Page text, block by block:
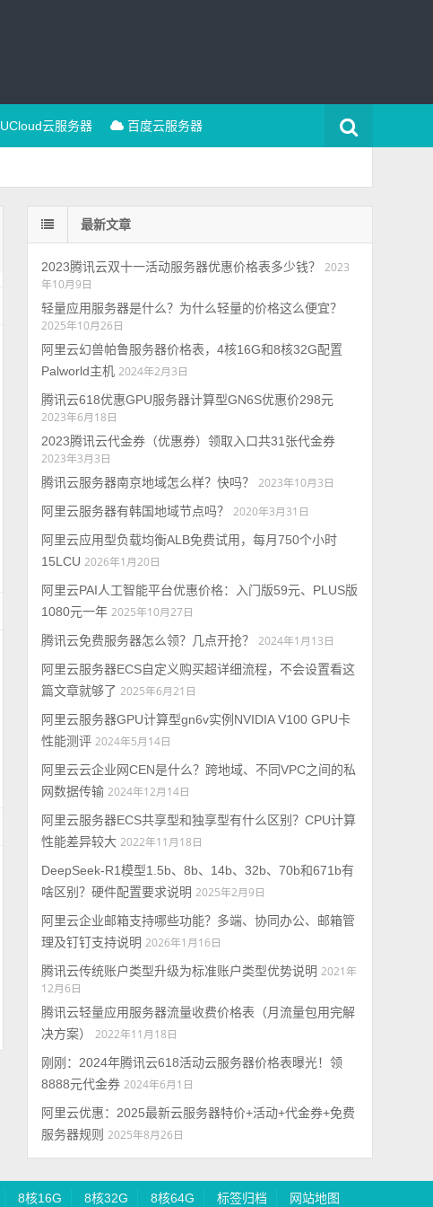
UCloud云服务器 百度云服务器
最新文章
2023腾讯云双十一活动服务器优惠价格表多少钱？
2023
年10月9日
轻量应用服务器是什么？为什么轻量的价格这么便宜？
2025年10月26日
阿里云幻兽帕鲁服务器价格表，4核16G和8核32G配置
Palworld主机 2024年2月3日
腾讯云618优惠GPU服务器计算型GN6S优惠价298元
2023年6月18日
2023腾讯云代金券（优惠券）领取入口共31张代金券
2023年3月3日
腾讯云服务器南京地域怎么样？快吗？
2023年10月3日
阿里云服务器有韩国地域节点吗？
2020年3月31日
阿里云应用型负载均衡ALB免费试用，每月750个小时
15LCU 2026年1月20日
阿里云PAI人工智能平台优惠价格：入门版59元、PLUS版
1080元一年 2025年10月27日
腾讯云免费服务器怎么领？几点开抢？
2024年1月13日
阿里云服务器ECS自定义购买超详细流程，不会设置看这
篇文章就够了 2025年6月21日
阿里云服务器GPU计算型gn6v实例NVIDIA V100 GPU卡
性能测评 2024年5月14日
阿里云云企业网CEN是什么？跨地域、不同VPC之间的私
网数据传输 2024年12月14日
阿里云服务器ECS共享型和独享型有什么区别？CPU计算
性能差异较大 2022年11月18日
DeepSeek-R1模型1.5b、8b、14b、32b、70b和671b有
啥区别？硬件配置要求说明 2025年2月9日
阿里云企业邮箱支持哪些功能？多端、协同办公、邮箱管
理及钉钉支持说明 2026年1月16日
腾讯云传统账户类型升级为标准账户类型优势说明 2021年
12月6日
腾讯云轻量应用服务器流量收费价格表（月流量包用完解
决方案）
2022年11月18日
刚刚：2024年腾讯云618活动云服务器价格表曝光！领
8888元代金券 2024年6月1日
阿里云优惠：2025最新云服务器特价+活动+代金券+免费
服务器规则 2025年8月26日
8核16G 8核32G 8核64G 标签归档 网站地图